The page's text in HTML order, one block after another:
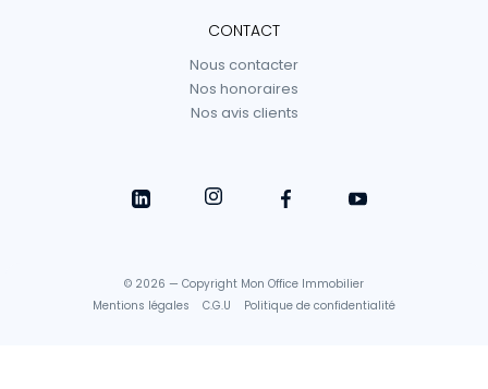
CONTACT
Nous contacter
Nos honoraires
Nos avis clients
© 2026 — Copyright Mon Office Immobilier
Mentions légales
C.G.U Politique de confidentialité